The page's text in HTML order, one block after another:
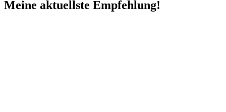
Meine aktuellste Empfehlung!